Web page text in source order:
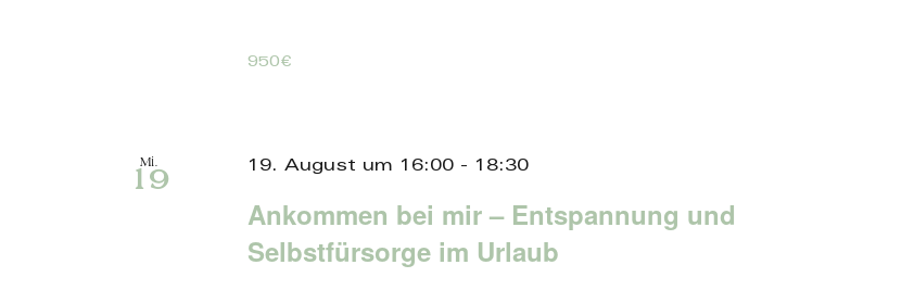
950€
Mi.
19
Ankommen bei mir – Entspannung und
Selbstfürsorge im Urlaub
19. August um 16:00- 18:30